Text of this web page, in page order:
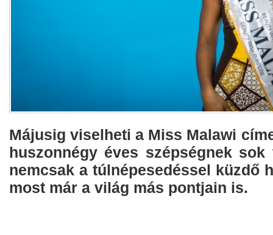
Májusig viselheti a Miss Malawi
huszonnégy éves szépségnek
nemcsak a túlnépesedéssel küzdő
most már a világ más pontjain is.